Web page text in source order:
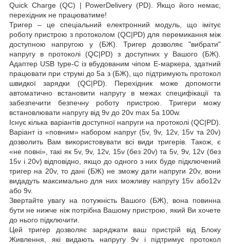
Quick Charge (QC) | PowerDelivery (PD)
Якщо його немає,
перехідник не працюватиме!
Тригер – це спеціальний електронний модуль, що імітує
роботу пристрою з протоколом (QC|PD) для перемикання між
доступною напругою у (БЖ). Тригер дозволяє "вибрати"
напругу в протоколі (QC|PD) з доступних у Вашого (БЖ).
Адаптер USB type-C із вбудованим чіпом E-маркера, здатний
працювати при струмі до 5a з (БЖ), що підтримують протокол
швидкої зарядки (QC|PD). Перехідник може допомогти
автоматично встановити напругу в межах специфікації та
забезпечити безпечну роботу пристрою. Тригери можу
встановлювати напругу від 9v до 20v max 5a 100w.
Існує кілька варіантів доступної напруги на протоколі (QC|PD).
Варіант із «повним» набором напруг (5v, 9v, 12v, 15v та 20v)
дозволить Вам використовувати всі види тригерів. Також, є
«не повні», такі як 5v, 9v, 12v, 15v (без 20v) та 5v, 9v, 12v (без
15v і 20v) відповідно, якщо до одного з них буде підключений
тригер на 20v, то дані (БЖ) не зможу дати напруги 20v, вони
видадуть максимально для них можливу напругу 15v або12v
або 9v.
Звертайте увагу на потужність Вашого (БЖ), вона повинна
бути не нижче ніж потрібна Вашому пристрою, який Ви хочете
до нього підключити.
Цей тригер дозволяє заряджати ваш пристрій від Блоку
Живлення, які видають напругу 9v і підтримує протокол